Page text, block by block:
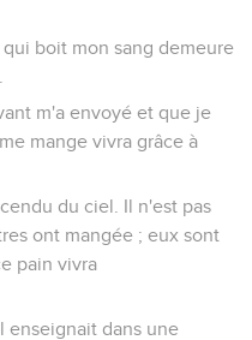
boit mon sang demeure
m'a envoyé et que je
mange vivra grâce à
du ciel. Il n'est pas
ont mangée ; eux sont
pain vivra
enseignait dans une